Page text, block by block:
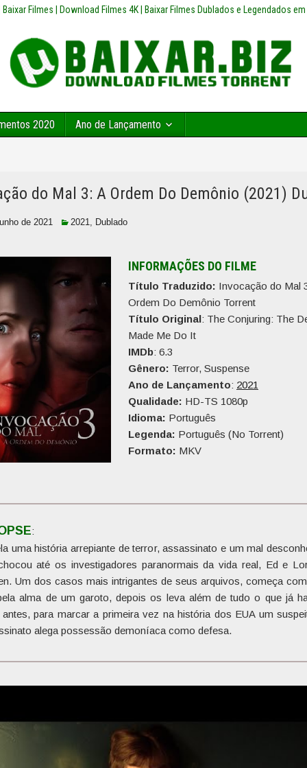
Baixar Filmes | Download Filmes 4K | Baixar Filmes Dublados e Legendados
2020 Ano de Lançamento
do Mal 3: A Ordem Do Demônio (2021)
de 2021 2021, Dublado
INFORMAÇÕES DO FILME
Título Traduzido: Invocação do Mal
Ordem Do Demônio Torrent
Título Original: The Conjuring: The
Made Me Do It
IMDb: 6.3
Gênero: Terror, Suspense
Ano de Lançamento: 2021
Qualidade: HD-TS 1080p
Idioma: Português
Legenda: Português (No Torrent)
Formato: MKV
:
uma história arrepiante de terror, assassinato e um mal
até os investigadores paranormais da vida real, Ed e
Um dos casos mais intrigantes de seus arquivos, começa
alma de um garoto, depois os leva além de tudo o que já
para marcar a primeira vez na história dos EUA um
alega possessão demoníaca como defesa.